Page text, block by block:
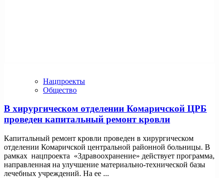
Нацпроекты
Общество
В хирургическом отделении Комаричской ЦРБ
проведен капитальный ремонт кровли
Капитальный ремонт кровли проведен в хирургическом
отделении Комаричской центральной районной больницы. В
рамках нацпроекта «Здравоохранение» действует программа,
направленная на улучшение материально-технической базы
лечебных учреждений. На ее ...